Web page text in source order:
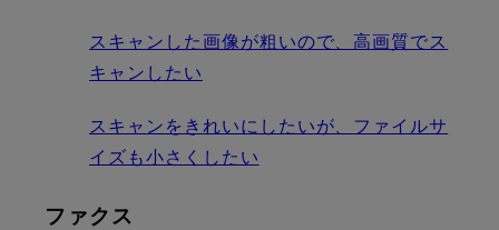
スキャンした画像が粗いので、高画質でス
キャンしたい
スキャンをきれいにしたいが、ファイルサ
イズも小さくしたい
ファクス